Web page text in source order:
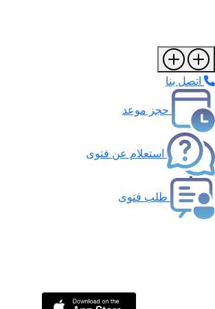
اتصل بنا
حجز موعد
استعلام عن فتوى
طلب فتوى